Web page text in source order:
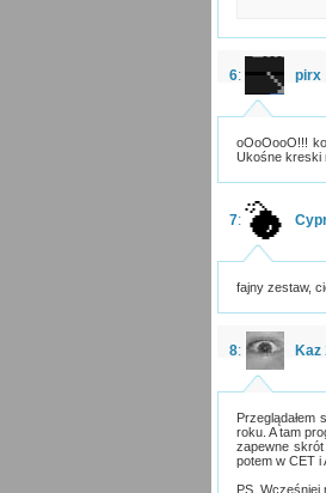
6: pirx
oOoOooO!!!
Ukośne kreski
7:
fajny zestaw,
8: Kaz
roku. A tam
zapewne skrót
potem w CET i
PS. Wcześniej